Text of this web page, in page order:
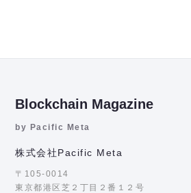
Blockchain Magazine
by Pacific Meta
株式会社Pacific Meta
〒105-0014
東京都港区芝２丁目２番１２号